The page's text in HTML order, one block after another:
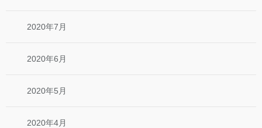
2020年7月
2020年6月
2020年5月
2020年4月